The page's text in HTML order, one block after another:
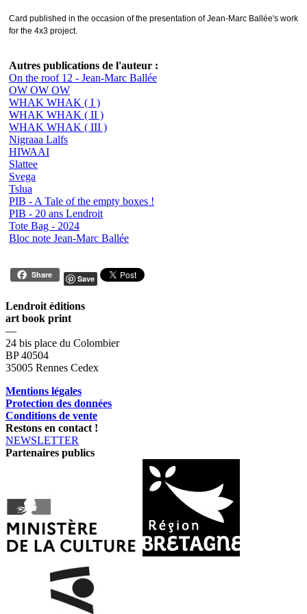
Card published in the occasion of the presentation of Jean-Marc Ballée's work
for the 4x3 project.
Autres publications de l'auteur :
On the roof 12 - Jean-Marc Ballée
OW OW OW
WHAK WHAK ( I )
WHAK WHAK ( II )
WHAK WHAK ( III )
Nigraaa Lalfs
HIWAAI
Slattee
Svega
Tslua
PIB - A Tale of the empty boxes !
PIB - 20 ans Lendroit
Tote Bag - 2024
Bloc note Jean-Marc Ballée
Share Save
Lendroit éditions
art book print
—
24 bis place du Colombier
BP 40504
35005 Rennes Cedex
Mentions légales
Protection des données
Conditions de vente
Restons en contact !
NEWSLETTER
Partenaires publics